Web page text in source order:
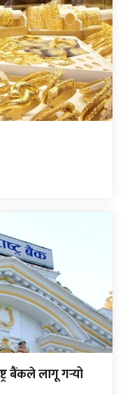
बैंकले लागू गर्‍यो